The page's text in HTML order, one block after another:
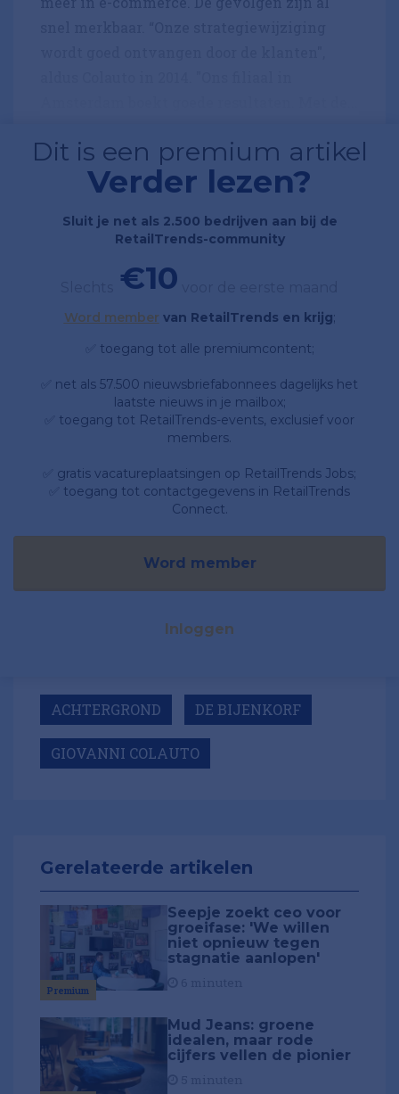
Dit is een premium artikel
Verder lezen?
Sluit je net als 2.500 bedrijven aan bij de
RetailTrends-community
€10
Word member van RetailTrends en krijg;
✅ toegang tot alle premiumcontent;
✅ net als 57.500 nieuwsbriefabonnees dagelijks het
laatste nieuws in je mailbox;
✅ toegang tot RetailTrends-events, exclusief voor
members.
✅ gratis vacatureplaatsingen op RetailTrends Jobs;
✅ toegang tot contactgegevens in RetailTrends
Connect.
Word member
Inloggen
ACHTERGROND DE BIJENKORF
GIOVANNI COLAUTO
Gerelateerde artikelen
Premium
Seepje zoekt ceo voor
groeifase: 'We willen
niet opnieuw tegen
stagnatie aanlopen'
Mud Jeans: groene
idealen, maar rode
cijfers vellen de pionier